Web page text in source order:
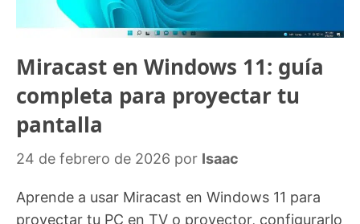
Miracast en Windows 11: guía
completa para proyectar tu
pantalla
24 de febrero de 2026 por Isaac
Aprende a usar Miracast en Windows 11 para
proyectar tu PC en TV o proyector, configurarlo